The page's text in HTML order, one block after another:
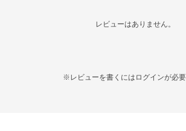
レビューはありません。
※レビューを書くには ログインが必要